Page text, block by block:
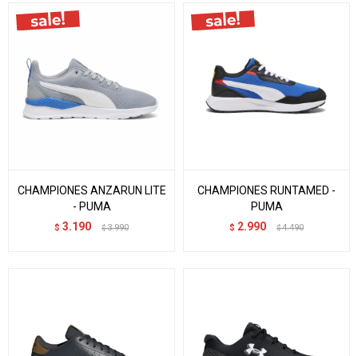
CHAMPIONES ANZARUN LITE
- PUMA
$ 3.190 $ 3.990
CHAMPIONES RUNTAMED -
PUMA
$ 2.990 $ 4.490